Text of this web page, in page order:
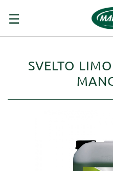
navigazione
☰
SVELTO